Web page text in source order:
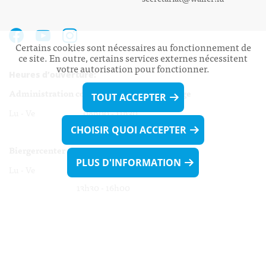
Heures d’ouverture:
Administration communale de Walferdange
Lu - Ve 08h00 - 11h30
13h30 - 16h00
Lu - Ve 08h00 - 11h30
Certains cookies sont nécessaires au fonctionnement de
ce site. En outre, certains services externes nécessitent
votre autorisation pour fonctionner.
TOUT ACCEPTER
CHOISIR QUOI ACCEPTER
PLUS D'INFORMATION